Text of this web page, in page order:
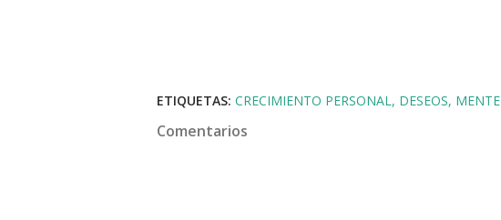
ETIQUETAS: CRECIMIENTO PERSONAL DESEOS MENTE
Comentarios